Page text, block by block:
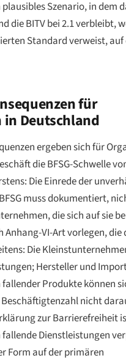
Szenario, in dem
die BITV bei 2.1 verbleibt,
Standard verweist, auf
für
Deutschland
ergeben sich für
die BFSG-Schwelle
Die Einrede der
muss dokumentiert,
die sich auf sie
VI-Art vorlegen, die
Die
Hersteller und
Produkte können
nicht
zur Barrierefreiheit
Dienstleistungen
Form auf der primären